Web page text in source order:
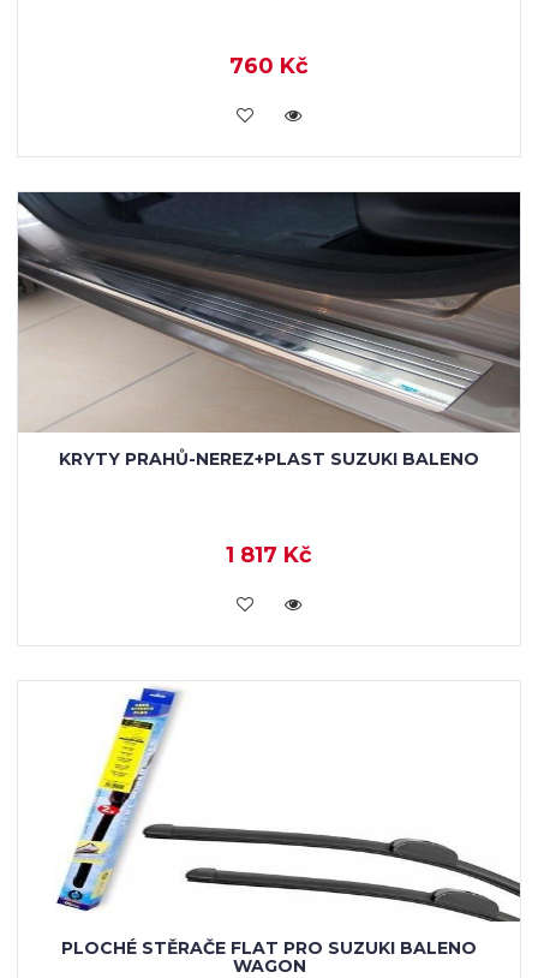
760 Kč
KOUPIT
KRYTY PRAHŮ-NEREZ+PLAST SUZUKI BALENO
1 817 Kč
KOUPIT
PLOCHÉ STĚRAČE FLAT PRO SUZUKI BALENO
WAGON